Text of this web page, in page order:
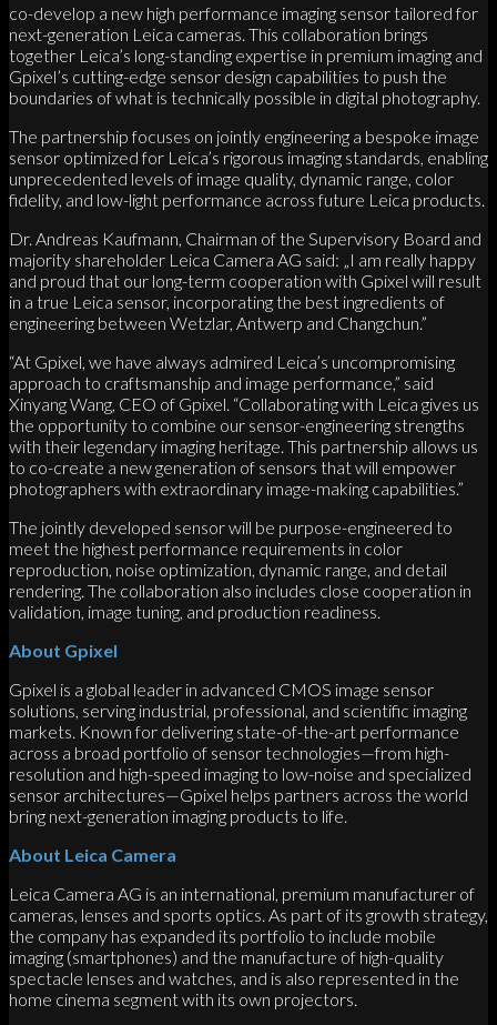
co-develop a new high performance imaging sensor tailored for
next-generation Leica cameras. This collaboration brings
together Leica’s long-standing expertise in premium imaging and
Gpixel’s cutting-edge sensor design capabilities to push the
boundaries of what is technically possible in digital photography.
The partnership focuses on jointly engineering a bespoke image
sensor optimized for Leica’s rigorous imaging standards, enabling
unprecedented levels of image quality, dynamic range, color
fidelity, and low-light performance across future Leica products.
Dr. Andreas Kaufmann, Chairman of the Supervisory Board and
majority shareholder Leica Camera AG said: „I am really happy
and proud that our long-term cooperation with Gpixel will result
in a true Leica sensor, incorporating the best ingredients of
engineering between Wetzlar, Antwerp and Changchun.”
“At Gpixel, we have always admired Leica’s uncompromising
approach to craftsmanship and image performance,” said
Xinyang Wang, CEO of Gpixel. “Collaborating with Leica gives us
the opportunity to combine our sensor-engineering strengths
with their legendary imaging heritage. This partnership allows us
to co-create a new generation of sensors that will empower
photographers with extraordinary image-making capabilities.”
The jointly developed sensor will be purpose-engineered to
meet the highest performance requirements in color
reproduction, noise optimization, dynamic range, and detail
rendering. The collaboration also includes close cooperation in
validation, image tuning, and production readiness.
About Gpixel
Gpixel is a global leader in advanced CMOS image sensor
solutions, serving industrial, professional, and scientific imaging
markets. Known for delivering state-of-the-art performance
across a broad portfolio of sensor technologies—from high-
resolution and high-speed imaging to low-noise and specialized
sensor architectures—Gpixel helps partners across the world
bring next-generation imaging products to life.
About Leica Camera
Leica Camera AG is an international, premium manufacturer of
cameras, lenses and sports optics. As part of its growth strategy,
the company has expanded its portfolio to include mobile
imaging (smartphones) and the manufacture of high-quality
spectacle lenses and watches, and is also represented in the
home cinema segment with its own projectors.